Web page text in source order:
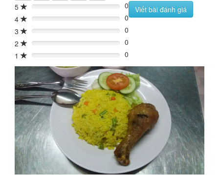
5 0%
0
4
0%
0
3
0%
0
2
0%
0
1
0% 0
Viết bài đánh giá